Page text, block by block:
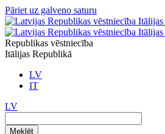
Pāriet uz galveno saturu
Republikas vēstniecība
Itālijas Republikā
LV
IT
LV
Meklēt